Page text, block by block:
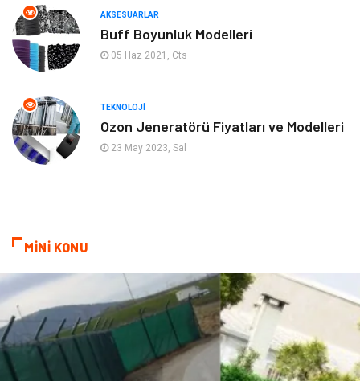
Mobilya
Gayrimenkul
Ev İşleri
Astroloji
Cam sosyal
Kına Gecesi genel blog
AKSESUARLAR
Buff Boyunluk Modelleri
05 Haz 2021, Cts
TEKNOLOJI
Ozon Jeneratörü Fiyatları ve Modelleri
23 May 2023, Sal
MİNİ KONU